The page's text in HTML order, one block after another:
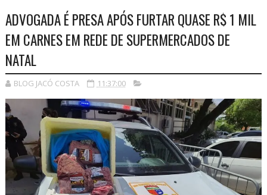
ADVOGADA É PRESA APÓS FURTAR QUASE R$ 1 MIL
EM CARNES EM REDE DE SUPERMERCADOS DE
NATAL
BLOG JACÓ COSTA 11:37:00